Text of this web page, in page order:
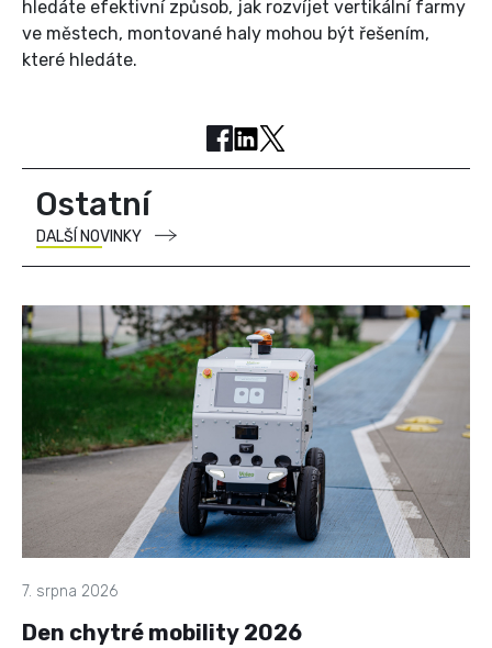
hledáte efektivní způsob, jak rozvíjet vertikální farmy
ve městech, montované haly mohou být řešením,
které hledáte.
Ostatní
DALŠÍ NOVINKY
7. srpna 2026
Den chytré mobility 2026